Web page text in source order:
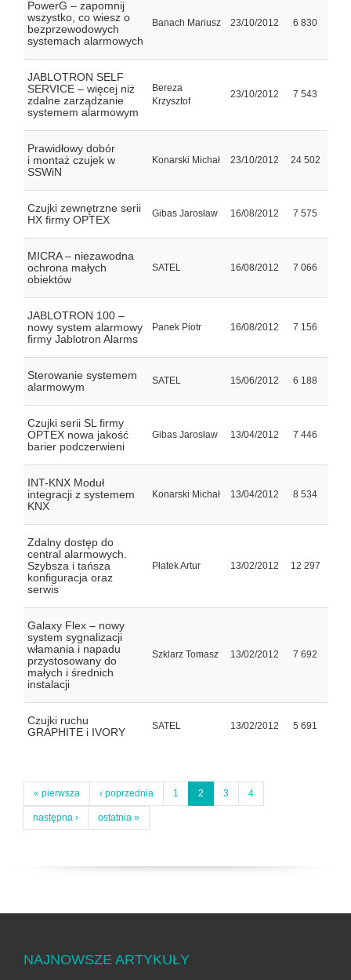
PowerG – zapomnij
wszystko, co wiesz o
bezprzewodowych
systemach alarmowych
Banach Mariusz 23/10/2012 6 830
JABLOTRON SELF
SERVICE – więcej niż
zdalne zarządzanie
systemem alarmowym
Bereza
Krzysztof
23/10/2012 7 543
Prawidłowy dobór
i montaż czujek w
SSWiN
Konarski Michał 23/10/2012 24 502
Czujki zewnętrzne serii
HX firmy OPTEX
Gibas Jarosław 16/08/2012 7 575
MICRA – niezawodna
ochrona małych
obiektów
SATEL 16/08/2012 7 066
JABLOTRON 100 –
nowy system alarmowy
firmy Jablotron Alarms
Panek Piotr 16/08/2012 7 156
Sterowanie systemem
alarmowym
SATEL 15/06/2012 6 188
Czujki serii SL firmy
OPTEX nowa jakość
barier podczerwieni
Gibas Jarosław 13/04/2012 7 446
INT-KNX Moduł
integracji z systemem
KNX
Konarski Michał 13/04/2012 8 534
Zdalny dostęp do
central alarmowych.
Szybsza i tańsza
konfiguracja oraz
serwis
Płatek Artur 13/02/2012 12 297
Galaxy Flex – nowy
system sygnalizacji
włamania i napadu
przystosowany do
małych i średnich
instalacji
Szklarz Tomasz 13/02/2012 7 692
Czujki ruchu
GRAPHITE i IVORY
SATEL 13/02/2012 5 691
« pierwsza ‹ poprzednia 1 2 3 4
następna › ostatnia »
NAJNOWSZE ARTYKUŁY